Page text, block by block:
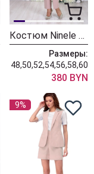
Костюм Ninele 6138 пудровый
Размеры:
48,50,52,54,56,58,60
380 BYN
9%